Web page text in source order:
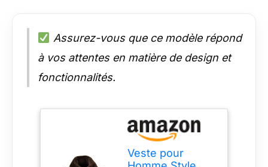
Assurez-vous que ce modèle répond
à vos attentes en matière de design et
fonctionnalités.
Veste pour